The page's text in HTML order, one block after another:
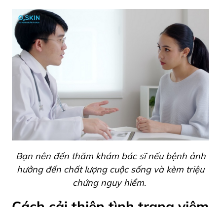
Bạn nên đến thăm khám bác sĩ nếu bệnh ảnh
hưởng đến chất lượng cuộc sống và kèm triệu
chứng nguy hiểm.